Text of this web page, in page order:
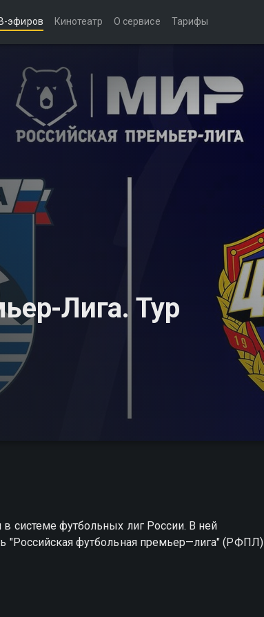
эфиров Кинотеатр О сервисе Тарифы
Лига. Тур
системе футбольных лиг России. В ней
"Российская футбольная премьер—лига" (РФПЛ)